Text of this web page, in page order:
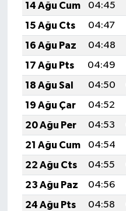
14 Ağu Cum
04:45
15 Ağu Cts
04:47
16 Ağu Paz
04:48
17 Ağu Pts
04:49
18 Ağu Sal
04:50
19 Ağu Çar
04:52
20 Ağu Per
04:53
21 Ağu Cum
04:54
22 Ağu Cts
04:55
23 Ağu Paz
04:56
24 Ağu Pts
04:58